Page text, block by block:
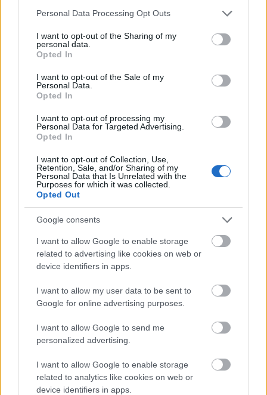
Please note that this website/app uses one or more Google
not limited to your visit or usage behaviour. You may click to
grant or deny consent to Google and its third-party tags to
use your data for below specified purposes in below Google
consent section.
Personal Data Processing Opt Outs
I want to opt-out of the Sharing of my
personal data.
Opted In
I want to opt-out of the Sale of my
Personal Data.
Opted In
I want to opt-out of processing my
Personal Data for Targeted Advertising.
Opted In
I want to opt-out of Collection, Use,
Retention, Sale, and/or Sharing of my
Personal Data that Is Unrelated with the
Purposes for which it was collected.
Opted Out
Google consents
I want to allow Google to enable storage
related to advertising like cookies on web or
device identifiers in apps.
I want to allow my user data to be sent to
Google for online advertising purposes.
I want to allow Google to send me
personalized advertising.
I want to allow Google to enable storage
related to analytics like cookies on web or
device identifiers in apps.
CÉGINFÓ HÍREK
Időzavaroktól védi a villamos alállomásokat ez a
megoldás
Siemens - Lendületben a 2030-as célok felé